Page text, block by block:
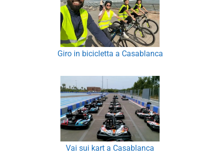
Giro in bicicletta a Casablanca
Vai sui kart a Casablanca